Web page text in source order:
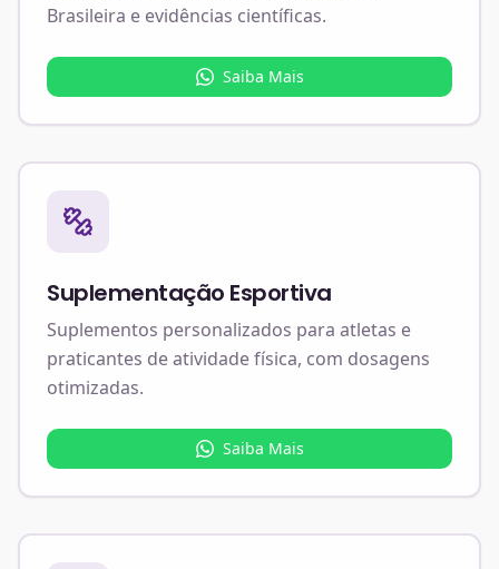
Brasileira e evidências científicas.
Saiba Mais
Suplementação Esportiva
Suplementos personalizados para atletas e
praticantes de atividade física, com dosagens
otimizadas.
Saiba Mais